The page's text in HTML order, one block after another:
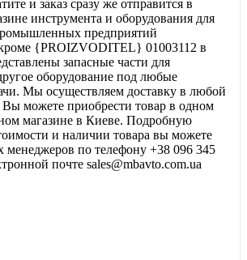
и заказ сразу же отправится в
инструмента и оборудования для
предприятий
{PROIZVODITEL} 01003112 в
запасные части для
оборудование под любые
Мы осуществляем доставку в любой
можете приобрести товар в одном
магазине в Киеве. Подробную
и наличии товара вы можете
менеджеров по телефону +38 096 345
почте sales@mbavto.com.ua